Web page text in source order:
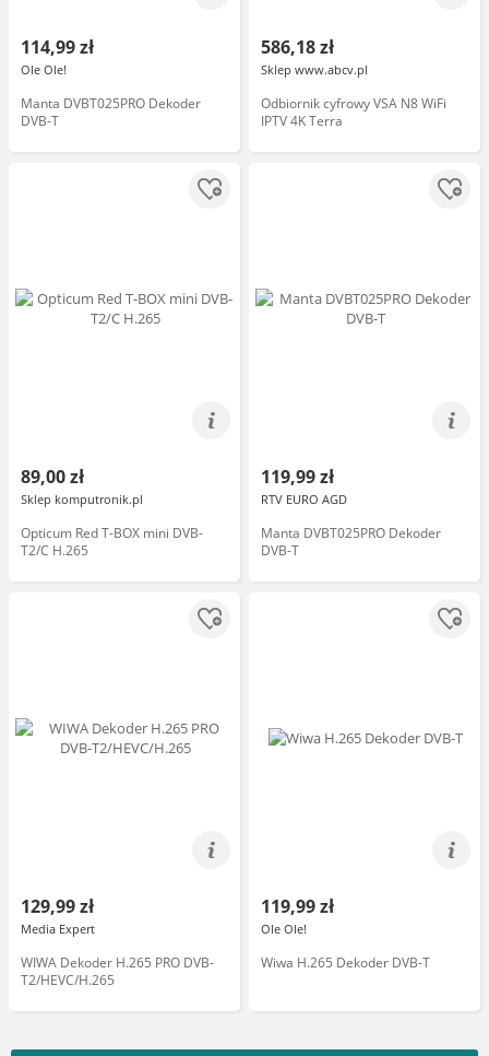
114,99 zł
Ole Ole!
Manta DVBT025PRO Dekoder
DVB-T
586,18 zł
Sklep www.abcv.pl
Odbiornik cyfrowy VSA N8 WiFi
IPTV 4K Terra
89,00 zł
Sklep komputronik.pl
Opticum Red T-BOX mini DVB-
T2/C H.265
119,99 zł
RTV EURO AGD
Manta DVBT025PRO Dekoder
DVB-T
129,99 zł
Media Expert
WIWA Dekoder H.265 PRO DVB-
T2/HEVC/H.265
119,99 zł
Ole Ole!
Wiwa H.265 Dekoder DVB-T